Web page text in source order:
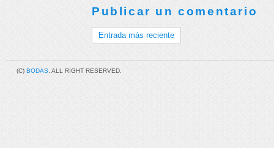
Publicar un comentario
Entrada más reciente
(C) BODAS. ALL RIGHT RESERVED.